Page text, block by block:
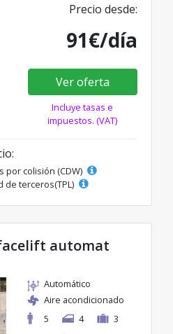
Precio desde:
91€/día
Ver oferta
Incluye tasas e
impuestos. (VAT)
por colisión (CDW)
de terceros(TPL)
automat
Automático
Aire acondicionado
5
4 3